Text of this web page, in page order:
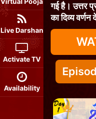
Live Darshan
Activate TV
Availability
गई है। उत्तर
का दिव्य वर्णन